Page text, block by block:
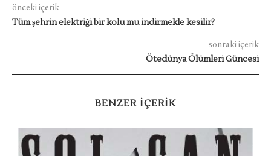
önceki içerik
Tüm şehrin elektriği bir kolu mu indirmekle kesilir?
sonraki içerik
Ötedünya Ölümleri Güncesi
BENZER IÇERIK